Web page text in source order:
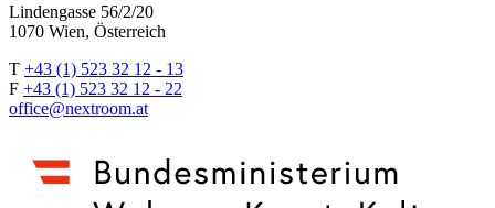
Lindengasse 56/2/20
1070 Wien, Österreich
T +43 (1) 523 32 12 - 13
F +43 (1) 523 32 12 - 22
office@nextroom.at